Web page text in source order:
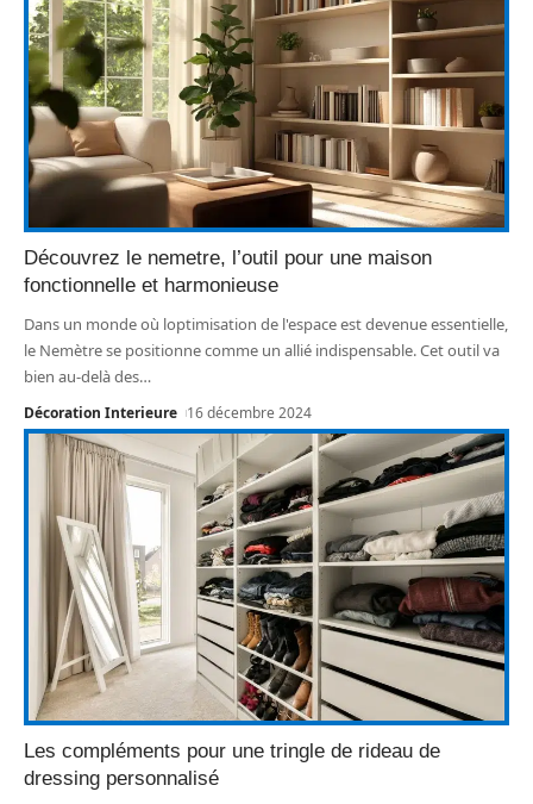
Découvrez le nemetre, l’outil pour une maison
fonctionnelle et harmonieuse
Dans un monde où loptimisation de l'espace est devenue essentielle,
le Nemètre se positionne comme un allié indispensable. Cet outil va
bien au-delà des…
Décoration Interieure 16 décembre 2024
Les compléments pour une tringle de rideau de
dressing personnalisé